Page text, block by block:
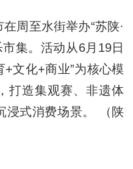
至水街举办“苏陕·
集。活动从6月19日
+文化+商业”为核心模
打造集观赛、非遗体
浸式消费场景。 （陕